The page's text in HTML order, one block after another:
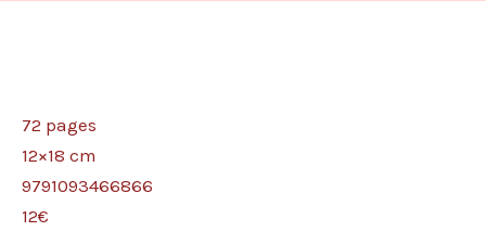
72 pages
12×18 cm
9791093466866
12€